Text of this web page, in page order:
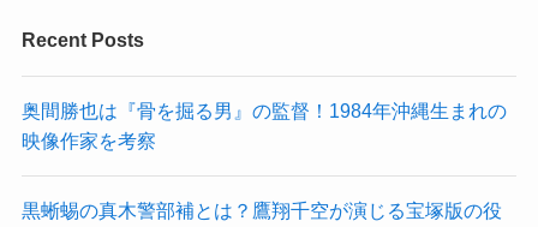
Recent Posts
奥間勝也は『骨を掘る男』の監督！1984年沖縄生まれの
映像作家を考察
黒蜥蜴の真木警部補とは？鷹翔千空が演じる宝塚版の役